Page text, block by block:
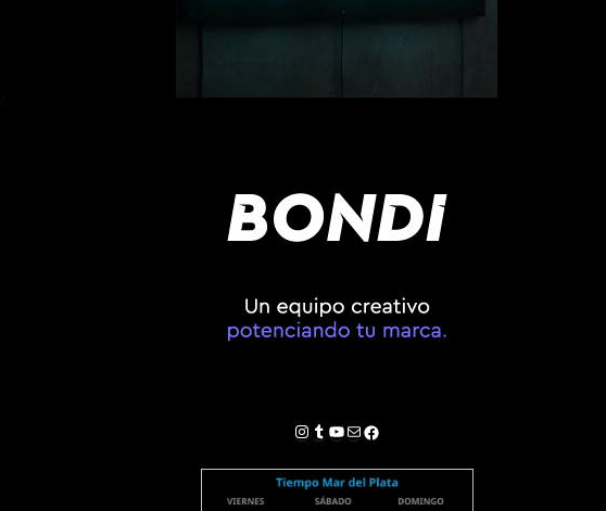
Instagram
Tumblr
YouTube
Correo electrónico
Facebook